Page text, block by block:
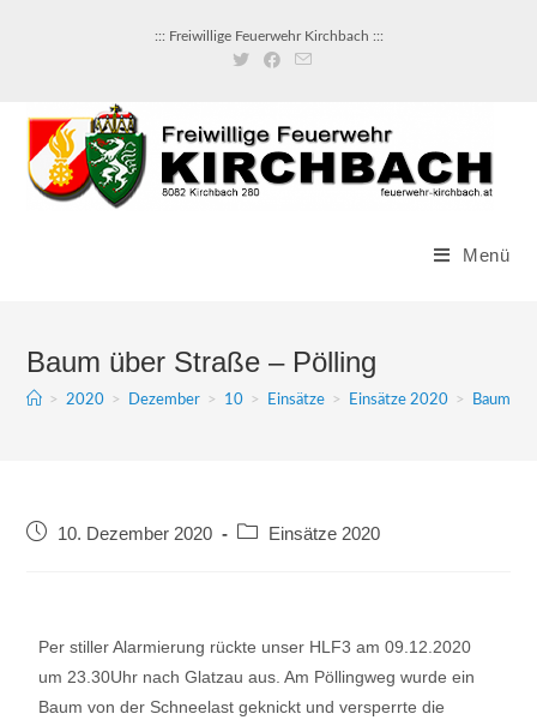
::: Freiwillige Feuerwehr Kirchbach :::
Menü
Baum über Straße – Pölling
> 2020 > Dezember > 10 > Einsätze > Einsätze 2020 > Baum
10. Dezember 2020 Einsätze 2020
Per stiller Alarmierung rückte unser HLF3 am 09.12.2020
um 23.30Uhr nach Glatzau aus. Am Pöllingweg wurde ein
Baum von der Schneelast geknickt und versperrte die